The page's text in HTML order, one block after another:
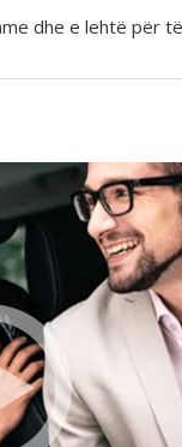
dhe e lehtë për